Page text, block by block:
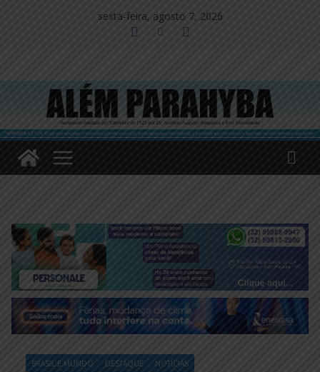
sexta-feira, agosto 7, 2026
BRASIL E MUNDO DESTAQUE NOTÍCIAS